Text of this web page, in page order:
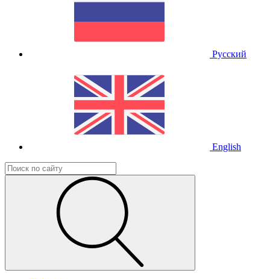
Русский
English